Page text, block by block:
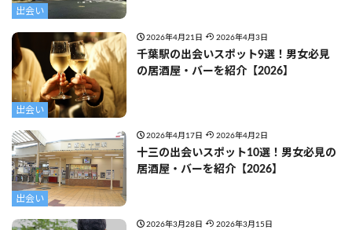
出会い
出会い
2026年4月21日 2026年4月3日
千葉駅の出会いスポット9選！男女必見
の居酒屋・バーを紹介【2026】
出会い
2026年4月17日 2026年4月2日
十三の出会いスポット10選！男女必見の
居酒屋・バーを紹介【2026】
2026年3月28日 2026年3月15日